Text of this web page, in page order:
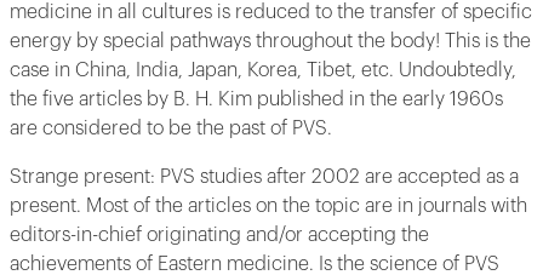
medicine in all cultures is reduced to the transfer of specific
energy by special pathways throughout the body! This is the
case in China, India, Japan, Korea, Tibet, etc. Undoubtedly,
the five articles by B. H. Kim published in the early 1960s
are considered to be the past of PVS.
Strange present: PVS studies after 2002 are accepted as a
present. Most of the articles on the topic are in journals with
editors-in-chief originating and/or accepting the
achievements of Eastern medicine. Is the science of PVS